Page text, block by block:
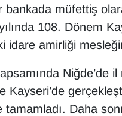
bankada müfettiş
108. Dönem
idare amirliği
Niğde’de
Kayseri’de
tamamladı. Daha